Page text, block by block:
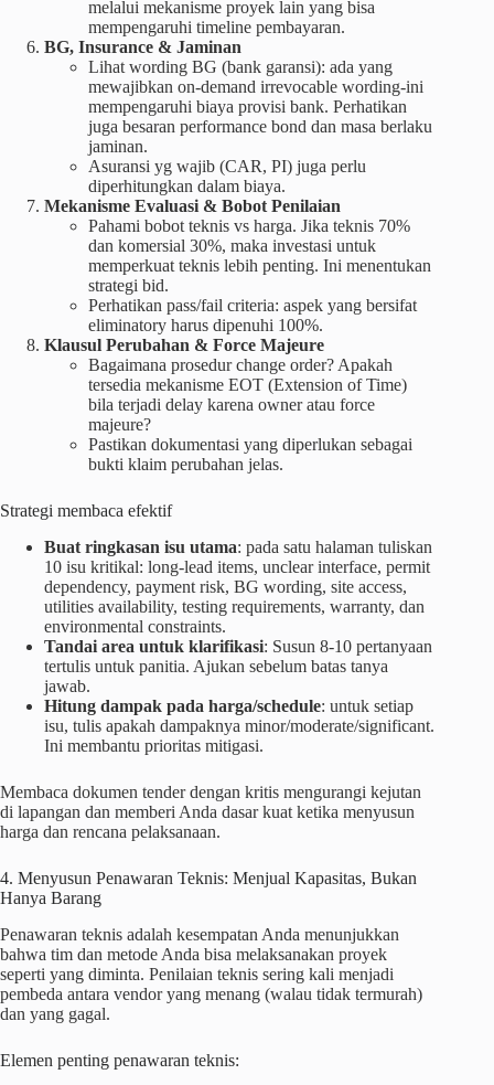
melalui mekanisme proyek lain yang bisa
mempengaruhi timeline pembayaran.
BG, Insurance & Jaminan
Lihat wording BG (bank garansi): ada yang
mewajibkan on-demand irrevocable wording-ini
mempengaruhi biaya provisi bank. Perhatikan
juga besaran performance bond dan masa berlaku
jaminan.
Asuransi yg wajib (CAR, PI) juga perlu
diperhitungkan dalam biaya.
Mekanisme Evaluasi & Bobot Penilaian
Pahami bobot teknis vs harga. Jika teknis 70%
dan komersial 30%, maka investasi untuk
memperkuat teknis lebih penting. Ini menentukan
strategi bid.
Perhatikan pass/fail criteria: aspek yang bersifat
eliminatory harus dipenuhi 100%.
Klausul Perubahan & Force Majeure
Bagaimana prosedur change order? Apakah
tersedia mekanisme EOT (Extension of Time)
bila terjadi delay karena owner atau force
majeure?
Pastikan dokumentasi yang diperlukan sebagai
bukti klaim perubahan jelas.
Strategi membaca efektif
Buat ringkasan isu utama: pada satu halaman tuliskan
10 isu kritikal: long-lead items, unclear interface, permit
dependency, payment risk, BG wording, site access,
utilities availability, testing requirements, warranty, dan
environmental constraints.
Tandai area untuk klarifikasi: Susun 8-10 pertanyaan
tertulis untuk panitia. Ajukan sebelum batas tanya
jawab.
Hitung dampak pada harga/schedule: untuk setiap
isu, tulis apakah dampaknya minor/moderate/significant.
Ini membantu prioritas mitigasi.
Membaca dokumen tender dengan kritis mengurangi kejutan
di lapangan dan memberi Anda dasar kuat ketika menyusun
harga dan rencana pelaksanaan.
4. Menyusun Penawaran Teknis: Menjual Kapasitas, Bukan
Hanya Barang
Penawaran teknis adalah kesempatan Anda menunjukkan
bahwa tim dan metode Anda bisa melaksanakan proyek
seperti yang diminta. Penilaian teknis sering kali menjadi
pembeda antara vendor yang menang (walau tidak termurah)
dan yang gagal.
Elemen penting penawaran teknis: